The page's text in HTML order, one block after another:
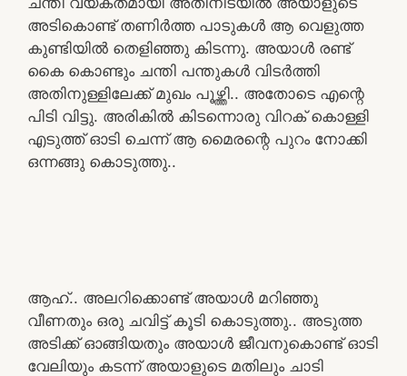
അടികൊണ്ട് തണിർത്ത പാടുകൾ ആ വെളുത്ത
കുണ്ടിയിൽ തെളിഞ്ഞു കിടന്നു. അയാൾ രണ്ട്
കൈ കൊണ്ടും ചന്തി പന്തുകൾ വിടർത്തി
അതിനുള്ളിലേക്ക് മുഖം പൂഴ്ത്തി.. അതോടെ എന്റെ
പിടി വിട്ടു. അരികിൽ കിടന്നൊരു വിറക് കൊള്ളി
എടുത്ത് ഓടി ചെന്ന് ആ മൈരന്റെ പുറം നോക്കി
ഒന്നങ്ങു കൊടുത്തു..
ആഹ്.. അലറിക്കൊണ്ട് അയാൾ മറിഞ്ഞു
വീണതും ഒരു ചവിട്ട് കൂടി കൊടുത്തു.. അടുത്ത
അടിക്ക് ഓങ്ങിയതും അയാൾ ജീവനുകൊണ്ട് ഓടി
വേലിയും കടന്ന് അയാളുടെ മതിലും ചാടി